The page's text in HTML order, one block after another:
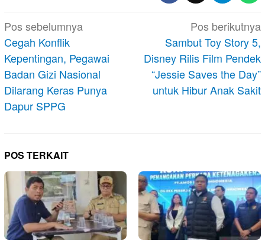
Navigasi
pos
Pos sebelumnya
Cegah Konflik
Kepentingan, Pegawai
Badan Gizi Nasional
Dilarang Keras Punya
Dapur SPPG
Pos berikutnya
Sambut Toy Story 5,
Disney Rilis Film Pendek
“Jessie Saves the Day”
untuk Hibur Anak Sakit
POS TERKAIT